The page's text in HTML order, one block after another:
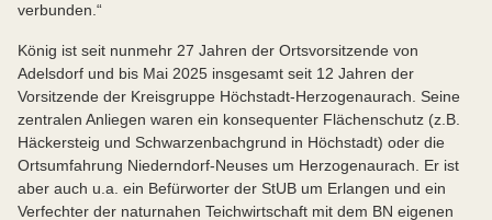
verbunden.“
König ist seit nunmehr 27 Jahren der Ortsvorsitzende von
Adelsdorf und bis Mai 2025 insgesamt seit 12 Jahren der
Vorsitzende der Kreisgruppe Höchstadt-Herzogenaurach. Seine
zentralen Anliegen waren ein konsequenter Flächenschutz (z.B.
Häckersteig und Schwarzenbachgrund in Höchstadt) oder die
Ortsumfahrung Niederndorf-Neuses um Herzogenaurach. Er ist
aber auch u.a. ein Befürworter der StUB um Erlangen und ein
Verfechter der naturnahen Teichwirtschaft mit dem BN eigenen